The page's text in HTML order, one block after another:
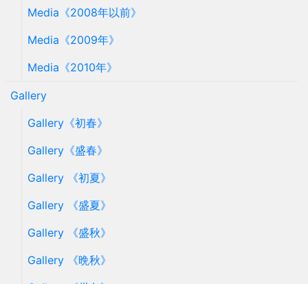
Media《2008年以前》
Media《2009年》
Media《2010年》
Gallery
Gallery《初春》
Gallery《盛春》
Gallery 《初夏》
Gallery 《盛夏》
Gallery 《盛秋》
Gallery 《晩秋》